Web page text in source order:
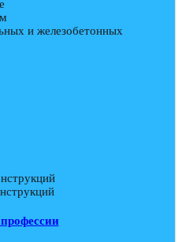
и железобетонных